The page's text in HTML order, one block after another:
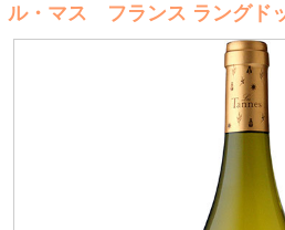
ル・マス フランス ラングド